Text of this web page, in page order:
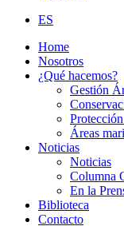
ES
Home
Nosotros
¿Qué hacemos?
Gestión
Áreas
Noticias
Noticias
Columna
En la
Biblioteca
Contacto